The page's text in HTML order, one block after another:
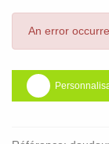
An error